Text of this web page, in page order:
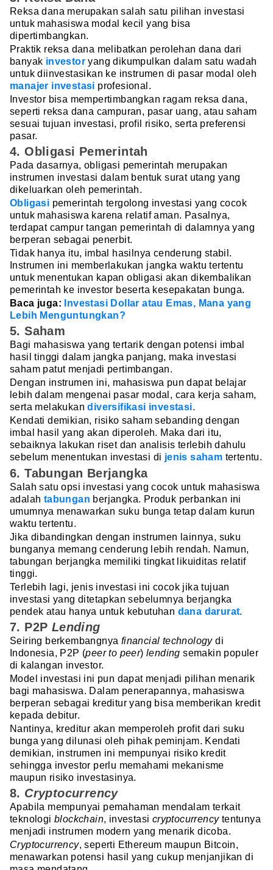
Reksa dana merupakan salah satu pilihan investasi
untuk mahasiswa modal kecil yang bisa
dipertimbangkan.
Praktik reksa dana melibatkan perolehan dana dari
banyak investor yang dikumpulkan dalam satu wadah
untuk diinvestasikan ke instrumen di pasar modal oleh
manajer investasi profesional.
Investor bisa mempertimbangkan ragam reksa dana,
seperti reksa dana campuran, pasar uang, atau saham
sesuai tujuan investasi, profil risiko, serta preferensi
pasar.
4. Obligasi Pemerintah
Pada dasarnya, obligasi pemerintah merupakan
instrumen investasi dalam bentuk surat utang yang
dikeluarkan oleh pemerintah.
Obligasi pemerintah tergolong investasi yang cocok
untuk mahasiswa karena relatif aman. Pasalnya,
terdapat campur tangan pemerintah di dalamnya yang
berperan sebagai penerbit.
Tidak hanya itu, imbal hasilnya cenderung stabil.
Instrumen ini memberlakukan jangka waktu tertentu
untuk menentukan kapan obligasi akan dikembalikan
pemerintah ke investor beserta kesepakatan bunga.
Baca juga:
Investasi Dollar atau Emas, Mana yang
Lebih Menguntungkan?
5. Saham
Bagi mahasiswa yang tertarik dengan potensi imbal
hasil tinggi dalam jangka panjang, maka investasi
saham patut menjadi pertimbangan.
Dengan instrumen ini, mahasiswa pun dapat belajar
lebih dalam mengenai pasar modal, cara kerja saham,
serta melakukandiversifikasi investasi.
Kendati demikian, risiko saham sebanding dengan
imbal hasil yang akan diperoleh. Maka dari itu,
sebaiknya lakukan riset dan analisis terlebih dahulu
sebelum menentukan investasi di jenis saham tertentu.
6. Tabungan Berjangka
Salah satu opsi investasi yang cocok untuk mahasiswa
adalah tabungan berjangka. Produk perbankan ini
umumnya menawarkan suku bunga tetap dalam kurun
waktu tertentu.
Jika dibandingkan dengan instrumen lainnya, suku
bunganya memang cenderung lebih rendah. Namun,
tabungan berjangka memiliki tingkat likuiditas relatif
tinggi.
Terlebih lagi, jenis investasi ini cocok jika tujuan
investasi yang ditetapkan sebelumnya berjangka
pendek atau hanya untuk kebutuhan dana darurat.
7. P2P Lending
Seiring berkembangnya financial technologydi
Indonesia, P2P (peer to peer)lendingsemakin populer
di kalangan investor.
Model investasi ini pun dapat menjadi pilihan menarik
bagi mahasiswa. Dalam penerapannya, mahasiswa
berperan sebagai kreditur yang bisa memberikan kredit
kepada debitur.
Nantinya, kreditur akan memperoleh profit dari suku
bunga yang dilunasi oleh pihak peminjam. Kendati
demikian, instrumen ini mempunyai risiko kredit
sehingga investor perlu memahami mekanisme
maupun risiko investasinya.
8. Cryptocurrency
Apabila mempunyai pemahaman mendalam terkait
teknologiblockchain, investasi cryptocurrency tentunya
menjadi instrumen modern yang menarik dicoba.
Cryptocurrency, seperti Ethereum maupun Bitcoin,
menawarkan potensi hasil yang cukup menjanjikan di